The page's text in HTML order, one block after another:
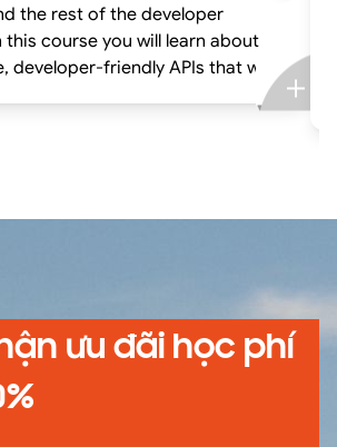
the rest of the developer
this course you will learn about
developer-friendly APIs that will
end application thrive and keep
ưu đãi học phí